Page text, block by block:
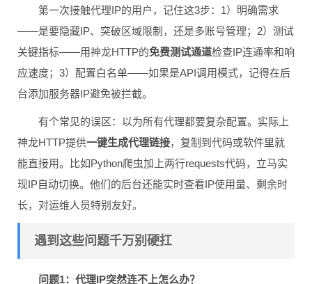
第一次接触代理IP的用户，记住这3步：1）明确需求
——是要隐藏IP、突破区域限制，还是多账号管理；2）测试
关键指标——用神龙HTTP的免费测试通道检查IP连通率和响
应速度；3）配置白名单——如果是API调用模式，记得在后
台添加服务器IP避免被拦截。
有个常见的误区：以为所有代理都要复杂配置。实际上
神龙HTTP提供一键生成代理链接，复制到代码或软件里就
能直接用。比如Python爬虫加上两行requests代码，立马实
现IP自动切换。他们的后台还能实时查看IP使用量、剩余时
长，对运维人员特别友好。
遇到这些问题千万别硬扛
问题1：代理IP突然连不上怎么办？